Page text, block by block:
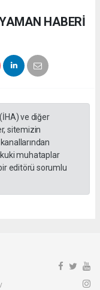
HABERİ
ve diğer
sitemizin
muhataplar
editörü sorumlu